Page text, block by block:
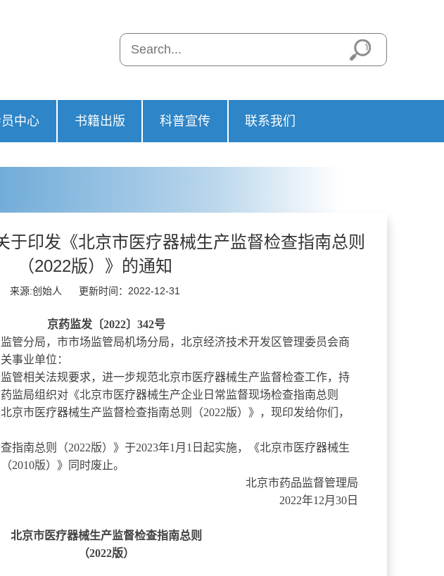
中心 书籍出版 科普宣传 联系我们
于印发《北京市医疗器械生产监督检查指南总则
（2022版）》的通知
来源:创始人 更新时间：2022-12-31
京药监发〔2022〕342号
管分局，市市场监管局机场分局，北京经济技术开发区管理委员会商
事业单位：
相关法规要求，进一步规范北京市医疗器械生产监督检查工作，持
监局组织对《北京市医疗器械生产企业日常监督现场检查指南总则
京市医疗器械生产监督检查指南总则（2022版）》，现印发给你们，
指南总则（2022版）》于2023年1月1日起实施，《北京市医疗器械生
2010版）》同时废止。
北京市药品监督管理局
2022年12月30日
京市医疗器械生产监督检查指南总则
（2022版）